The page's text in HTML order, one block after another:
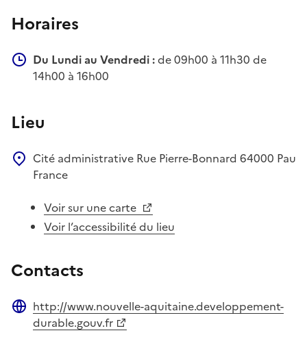
Horaires
Du Lundi au Vendredi :de 09h00 à 11h30 de
14h00 à 16h00
Lieu
Cité administrative Rue Pierre-Bonnard 64000 Pau
France
Voir sur une carte
Voir l’accessibilité du lieu
Contacts
Site web
http://www.nouvelle-aquitaine.developpement-
durable.gouv.fr